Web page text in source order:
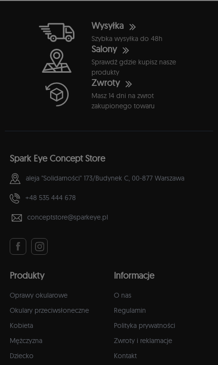
Wysyłka
Szybka wysyłka do 48h
Salony
Sprawdź gdzie kupisz nasze
produkty
Zwroty
Masz 14 dni na zwrot
zakupionego towaru
Spark Eye Concept Store
aleja "Solidarności" 173/Budynek C, 00-877 Warszawa
+48 535 444 678
conceptstore@sparkeye.pl
Produkty
Oprawy okularowe
Okulary przeciwsłoneczne
Kobieta
Mężczyzna
Dziecko
Informacje
O nas
Regulamin
Polityka prywatności
Zwroty i reklamacje
Kontakt